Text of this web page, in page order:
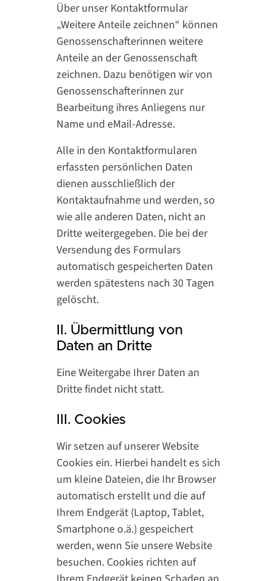
Über unser Kontaktformular
„Weitere Anteile zeichnen“ können
Genossenschafterinnen weitere
Anteile an der Genossenschaft
zeichnen. Dazu benötigen wir von
Genossenschafterinnen zur
Bearbeitung ihres Anliegens nur
Name und eMail-Adresse.
Alle in den Kontaktformularen
erfassten persönlichen Daten
dienen ausschließlich der
Kontaktaufnahme und werden, so
wie alle anderen Daten, nicht an
Dritte weitergegeben. Die bei der
Versendung des Formulars
automatisch gespeicherten Daten
werden spätestens nach 30 Tagen
gelöscht.
II. Übermittlung von
Daten an Dritte
Eine Weitergabe Ihrer Daten an
Dritte findet nicht statt.
III. Cookies
Wir setzen auf unserer Website
Cookies ein. Hierbei handelt es sich
um kleine Dateien, die Ihr Browser
automatisch erstellt und die auf
Ihrem Endgerät (Laptop, Tablet,
Smartphone o.ä.) gespeichert
werden, wenn Sie unsere Website
besuchen. Cookies richten auf